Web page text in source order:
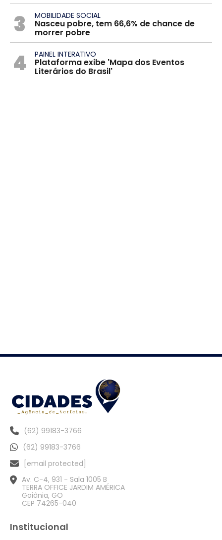
3 MOBILIDADE SOCIAL
Nasceu pobre, tem 66,6% de chance de
morrer pobre
4 PAINEL INTERATIVO
Plataforma exibe 'Mapa dos Eventos
Literários do Brasil'
(62) 99183-3766
(62) 99183-3766
[email protected]
Av. C-4, 931 - Sala 1005 B
TERRA OFFICE JARDIM AMÉRICA
Goiânia, GO
CEP 74265-040
Institucional